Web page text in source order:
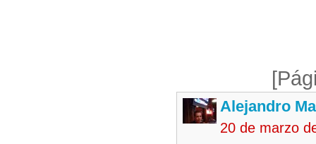
Alejandro
20 de marzo